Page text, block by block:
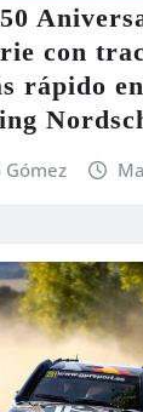
con
rápido
Gómez